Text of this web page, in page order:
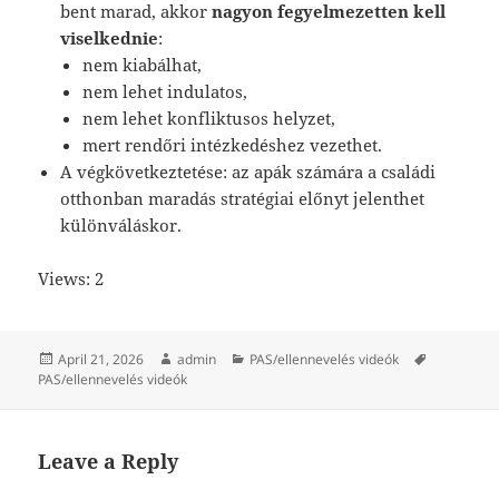
bent marad, akkornagyon fegyelmezetten kell
viselkednie:
nem kiabálhat,
nem lehet indulatos,
nem lehet konfliktusos helyzet,
mert rendőri intézkedéshez vezethet.
A végkövetkeztetése: az apák számára a családi
otthonban maradás stratégiai előnyt jelenthet
különváláskor.
Views: 2
Posted
on
April 21, 2026 Author
admin Categories
PAS/ellennevelés videók
PAS/ellennevelés videók
Leave a Reply